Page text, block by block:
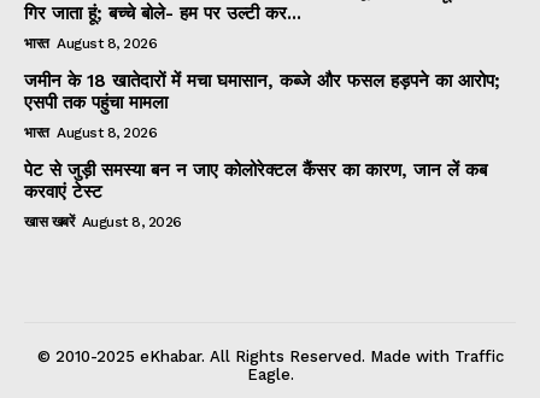
गिर जाता हूं; बच्चे बोले- हम पर उल्टी कर...
भारत August 8, 2026
जमीन के 18 खातेदारों में मचा घमासान, कब्जे और फसल हड़पने का आरोप;
एसपी तक पहुंचा मामला
भारत August 8, 2026
पेट से जुड़ी समस्या बन न जाए कोलोरेक्टल कैंसर का कारण, जान लें कब
करवाएं टेस्ट
खास खबरें August 8, 2026
© 2010-2025 eKhabar. All Rights Reserved. Made with Traffic
Eagle.